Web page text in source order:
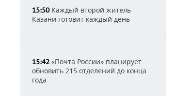
15:50Каждый второй житель
Казани готовит каждый день
15:42 «Почта России» планирует
обновить 215 отделений до конца
года